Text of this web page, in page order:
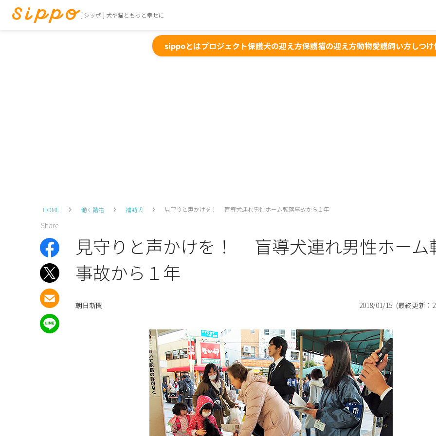
[ シッポ ] 犬や猫ともっと幸せに
sippoとはプロジェクト保護犬の迎え方保護猫の迎え方動物愛護飼い方しつけ
HOME 働く動物 補助犬 見守りと声かけを！ 盲導犬連れ男性ホーム転落事故から１年
Share
見守りと声かけを！ 盲導犬連れ男性ホーム
事故から１年
朝日新聞 2018/01/15 (最終更新：